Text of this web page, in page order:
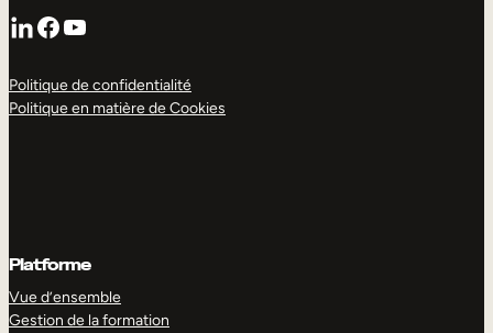
LinkedIn
Facebook
YouTube
Politique de confidentialité
Politique en matière de Cookies
Platforme
Vue d’ensemble
Gestion de la formation